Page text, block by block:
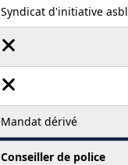
Syndicat d'initiative asbl
Mandat dérivé
Conseiller de police